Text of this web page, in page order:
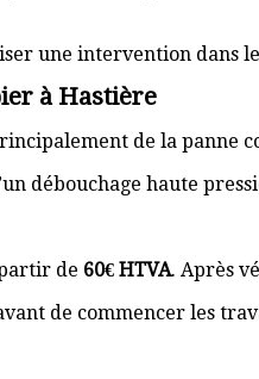
une intervention dans
à Hastière
de la panne
débouchage haute
de 60€ HTVA. Après
de commencer les